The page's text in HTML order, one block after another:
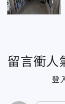
留言衝人
登